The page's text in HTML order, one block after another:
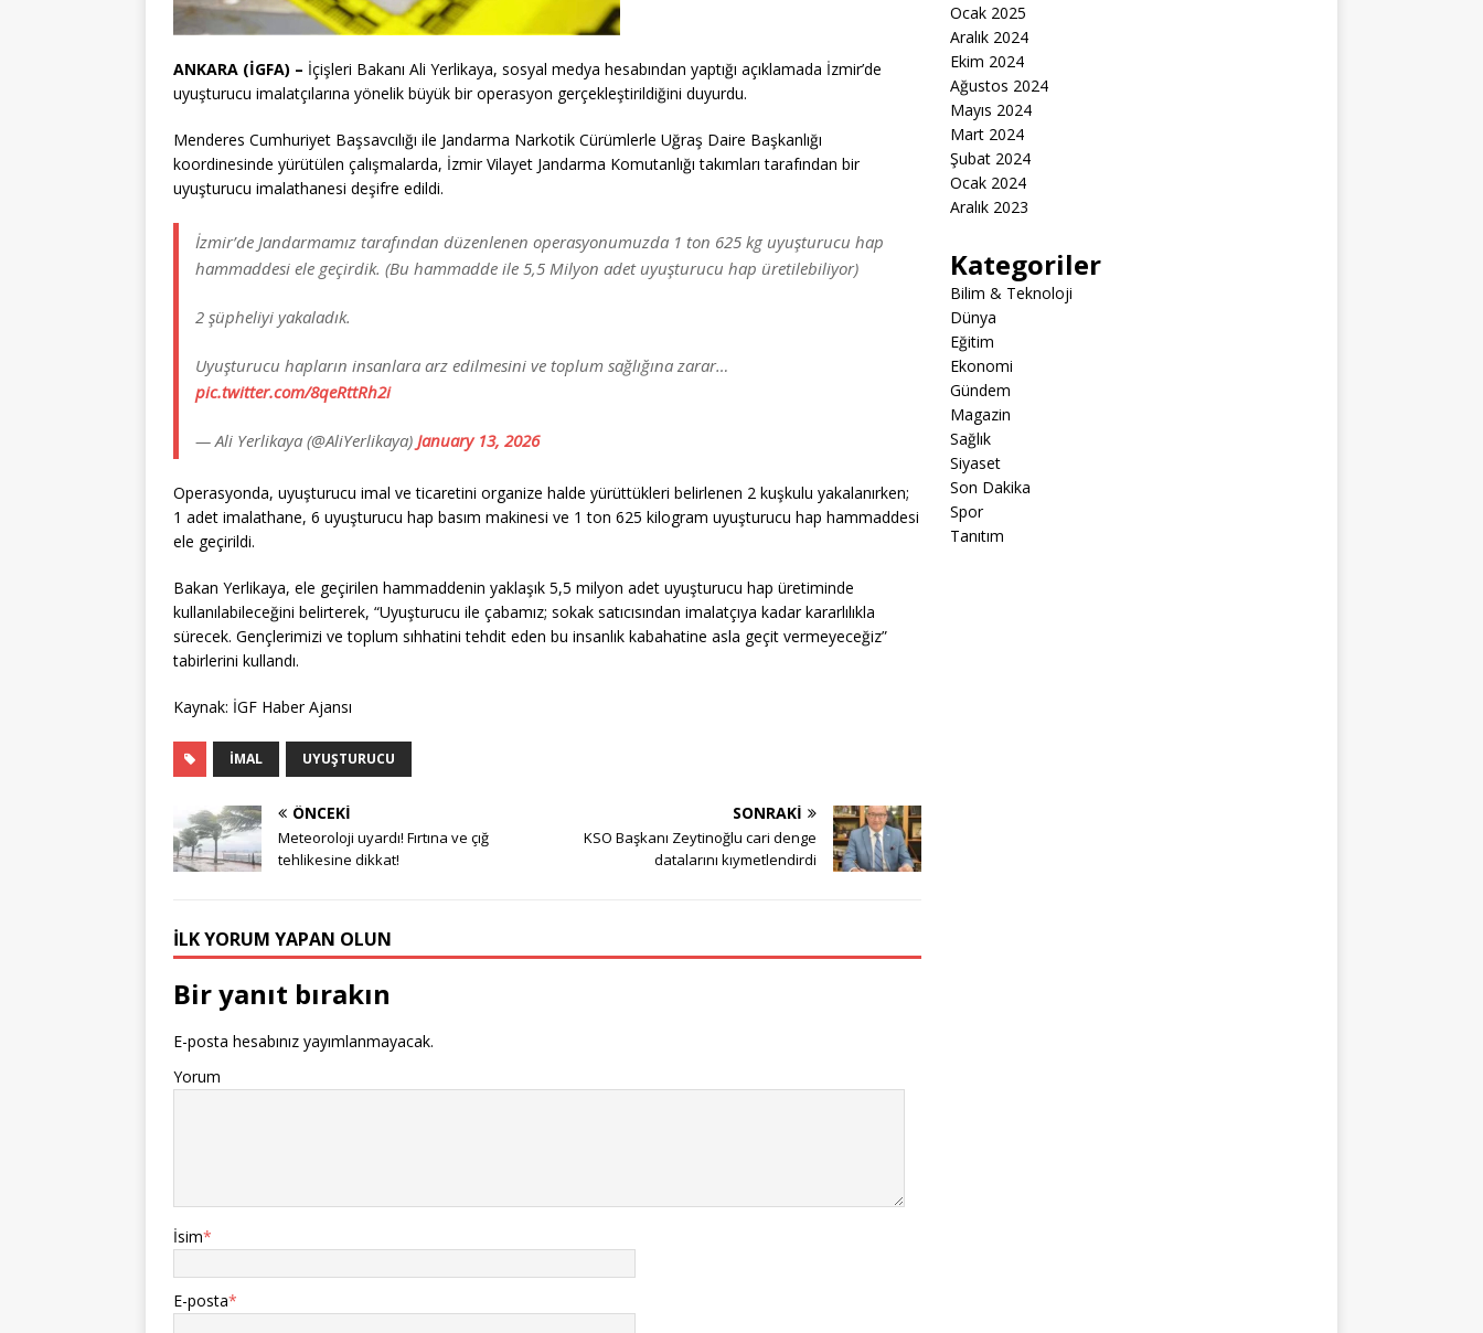
ANKARA (İGFA) – İçişleri Bakanı Ali Yerlikaya, sosyal medya hesabından yaptığı açıklamada İzmir’de
uyuşturucu imalatçılarına yönelik büyük bir operasyon gerçekleştirildiğini duyurdu.
Menderes Cumhuriyet Başsavcılığı ile Jandarma Narkotik Cürümlerle Uğraş Daire Başkanlığı
koordinesinde yürütülen çalışmalarda, İzmir Vilayet Jandarma Komutanlığı takımları tarafından bir
uyuşturucu imalathanesi deşifre edildi.
İzmir’de Jandarmamız tarafından düzenlenen operasyonumuzda 1 ton 625 kg uyuşturucu hap
hammaddesi ele geçirdik. (Bu hammadde ile 5,5 Milyon adet uyuşturucu hap üretilebiliyor)
2 şüpheliyi yakaladık.
Uyuşturucu hapların insanlara arz edilmesini ve toplum sağlığına zarar…
pic.twitter.com/8qeRttRh2i
— Ali Yerlikaya (@AliYerlikaya) January 13, 2026
Operasyonda, uyuşturucu imal ve ticaretini organize halde yürüttükleri belirlenen 2 kuşkulu yakalanırken;
1 adet imalathane, 6 uyuşturucu hap basım makinesi ve 1 ton 625 kilogram uyuşturucu hap hammaddesi
ele geçirildi.
Bakan Yerlikaya, ele geçirilen hammaddenin yaklaşık 5,5 milyon adet uyuşturucu hap üretiminde
kullanılabileceğini belirterek, “Uyuşturucu ile çabamız; sokak satıcısından imalatçıya kadar kararlılıkla
sürecek. Gençlerimizi ve toplum sıhhatini tehdit eden bu insanlık kabahatine asla geçit vermeyeceğiz”
tabirlerini kullandı.
Kaynak: İGF Haber Ajansı
İMAL UYUŞTURUCU
ÖNCEKI
Meteoroloji uyardı! Fırtına ve çığ
tehlikesine dikkat!
SONRAKI
KSO Başkanı Zeytinoğlu cari denge
datalarını kıymetlendirdi
İLK YORUM YAPAN OLUN
Bir yanıt bırakın
E-posta hesabınız yayımlanmayacak.
Yorum
İsim*
E-posta*
Ocak 2025
Aralık 2024
Ekim 2024
Ağustos 2024
Mayıs 2024
Mart 2024
Şubat 2024
Ocak 2024
Aralık 2023
Kategoriler
Bilim & Teknoloji
Dünya
Eğitim
Ekonomi
Gündem
Magazin
Sağlık
Siyaset
Son Dakika
Spor
Tanıtım